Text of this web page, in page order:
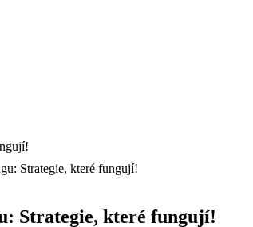
Strategie, které fungují!
Strategie, které fungují!